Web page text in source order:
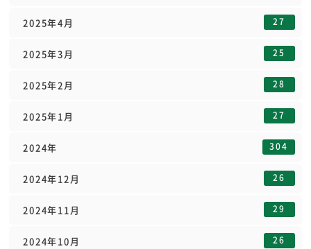
2025年4月 27
2025年3月 25
2025年2月 28
2025年1月 27
2024年 304
2024年12月 26
2024年11月 29
2024年10月 26